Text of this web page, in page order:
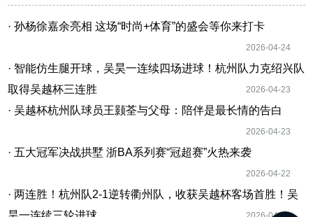
· 孙杨徐嘉余亮相 这场“时尚+体育”的盛会等你来打卡
2026-04-24
· 智能仿生腿开球，吴昊一连续四场进球！杭州队力克绍兴队
取得吴越杯三连胜
2026-04-23
· 吴越杯杭州队球员王颢荃与父母：陪伴是最长情的告白
2026-04-23
· 五大冠军决战拱墅 浙BA系列赛“冠超赛”火热来袭
2026-04-22
· 两连胜！杭州队2-1逆转衢州队，收获吴越杯客场首胜！吴